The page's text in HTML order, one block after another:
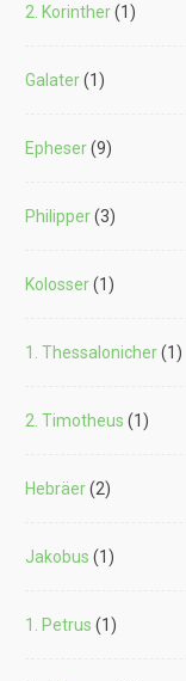
2. Korinther(1)
Galater(1)
Epheser(9)
Philipper(3)
Kolosser(1)
1. Thessalonicher(1)
2. Timotheus (1)
Hebräer(2)
Jakobus (1)
1. Petrus (1)